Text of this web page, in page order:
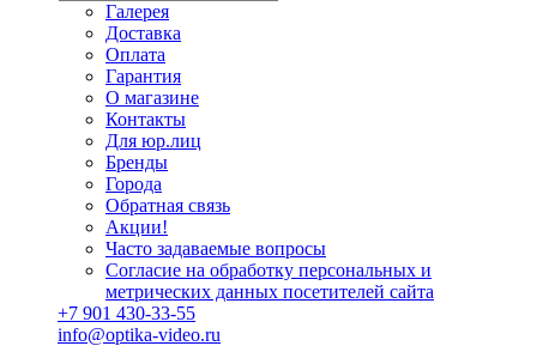
Галерея
Доставка
Оплата
Гарантия
О магазине
Контакты
Для юр.лиц
Бренды
Города
Обратная связь
Акции!
Часто задаваемые вопросы
Согласие на обработку персональных и
метрических данных посетителей сайта
+7 901 430-33-55
info@optika-video.ru